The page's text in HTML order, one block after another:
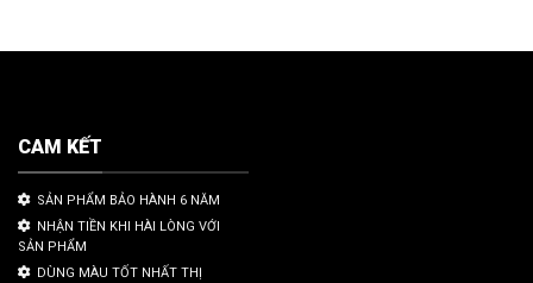
CAM KẾT
SẢN PHẨM BẢO HÀNH 6 NĂM
NHẬN TIỀN KHI HÀI LÒNG VỚI
SẢN PHẨM
DÙNG MÀU TỐT NHẤT THỊ